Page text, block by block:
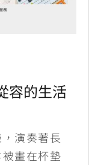
容的生活
演奏著長
畫在杯墊